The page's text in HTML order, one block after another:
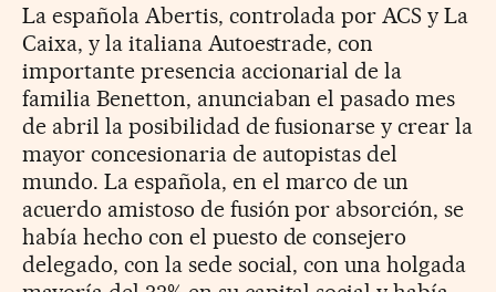
La española Abertis, controlada por ACS y La
Caixa, y la italiana Autoestrade, con
importante presencia accionarial de la
familia Benetton, anunciaban el pasado mes
de abril la posibilidad de fusionarse y crear la
mayor concesionaria de autopistas del
mundo. La española, en el marco de un
acuerdo amistoso de fusión por absorción, se
había hecho con el puesto de consejero
delegado, con la sede social, con una holgada